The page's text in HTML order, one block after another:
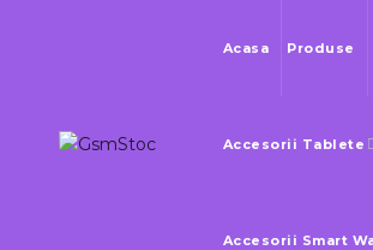
Acasa Produse
Accesorii Tablete
Accesorii Smart